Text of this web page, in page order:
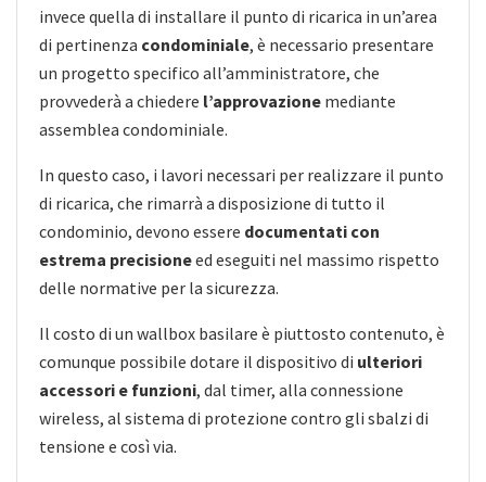
invece quella di installare il punto di ricarica in un’area
di pertinenza condominiale, è necessario presentare
un progetto specifico all’amministratore, che
provvederà a chiedere l’approvazione mediante
assemblea condominiale.
In questo caso, i lavori necessari per realizzare il punto
di ricarica, che rimarrà a disposizione di tutto il
condominio, devono essere documentati con
estrema precisioneed eseguiti nel massimo rispetto
delle normative per la sicurezza.
Il costo di un wallbox basilare è piuttosto contenuto, è
comunque possibile dotare il dispositivo di ulteriori
accessori e funzioni, dal timer, alla connessione
wireless, al sistema di protezione contro gli sbalzi di
tensione e così via.